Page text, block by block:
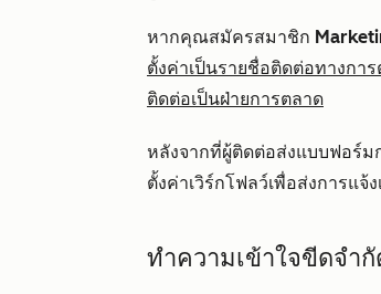
หากคุณสมัครสมาชิก
ตั้งค่าเป็นรายชื่อติดต่อทางกา
ติดต่อเป็นฝ่ายการตลาด
หลังจากที่ผู้ติดต่อส่งแบบฟอร์ม
ตั้งค่าเวิร์กโฟลว์เพื่อส่งการแ
ทำความเข้าใจขีดจำกั